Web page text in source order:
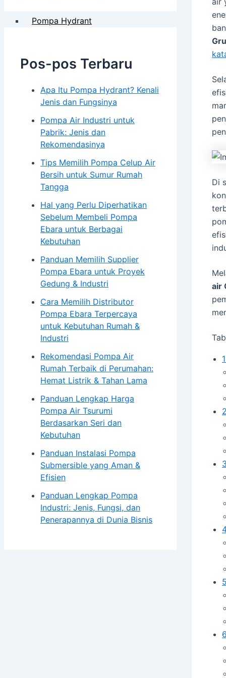
Pompa Hydrant
Pompa Torishima
Pompa Tsurumi
Pompa Southern Cross
Panel & Kontrol
Panel Electric Pump
Genset
Genset Perkins
Genset Yanmar
Toko
Galeri
Kontak
Pos-pos Terbaru
Apa Itu Pompa Hydrant? Kenali
Jenis dan Fungsinya
Pompa Air Industri untuk
Pabrik: Jenis dan
Rekomendasinya
Tips Memilih Pompa Celup Air
Bersih untuk Sumur Rumah
Tangga
Hal yang Perlu Diperhatikan
Sebelum Membeli Pompa
Ebara untuk Berbagai
Kebutuhan
Panduan Memilih Supplier
Pompa Ebara untuk Proyek
Gedung & Industri
Cara Memilih Distributor
Pompa Ebara Terpercaya
untuk Kebutuhan Rumah &
Industri
Rekomendasi Pompa Air
Rumah Terbaik di Perumahan:
Hemat Listrik & Tahan Lama
Panduan Lengkap Harga
Pompa Air Tsurumi
Berdasarkan Seri dan
Kebutuhan
Panduan Instalasi Pompa
Submersible yang Aman &
Efisien
Panduan Lengkap Pompa
Industri: Jenis, Fungsi, dan
Penerapannya di Dunia Bisnis
Di
air
1
2
3
5
6